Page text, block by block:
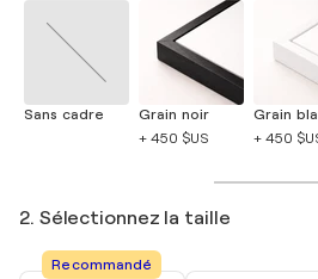
Sans cadre
Grain noir
+ 450 $US
Grain
+ 450
2. Sélectionnez la taille
Recommandé